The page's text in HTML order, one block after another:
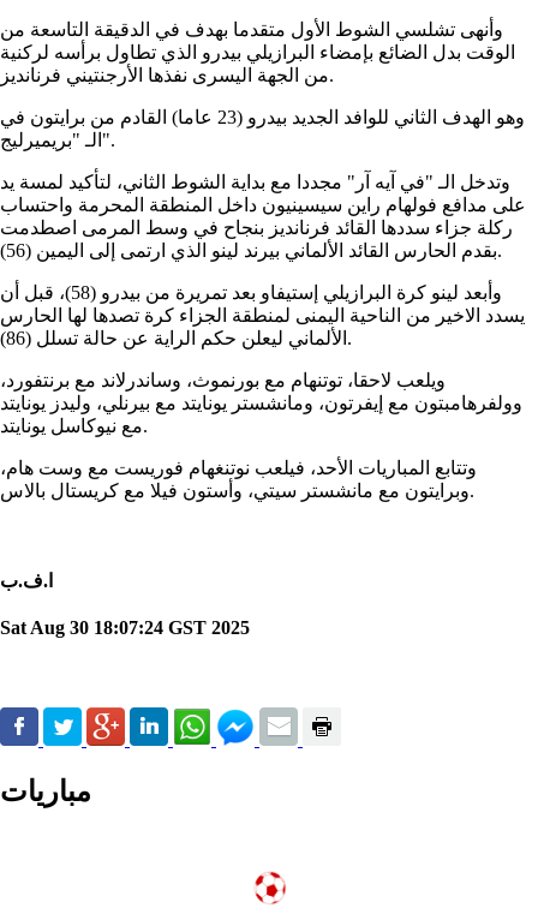
وأنهى تشلسي الشوط الأول متقدما بهدف في الدقيقة التاسعة من
الوقت بدل الضائع بإمضاء البرازيلي بيدرو الذي تطاول برأسه لركنية
من الجهة اليسرى نفذها الأرجنتيني فرنانديز.
وهو الهدف الثاني للوافد الجديد بيدرو (23 عاما) القادم من برايتون في
الـ "بريميرليج".
وتدخل الـ "في آيه آر" مجددا مع بداية الشوط الثاني، لتأكيد لمسة يد
على مدافع فولهام راين سيسينيون داخل المنطقة المحرمة واحتساب
ركلة جزاء سددها القائد فرنانديز بنجاح في وسط المرمى اصطدمت
بقدم الحارس القائد الألماني بيرند لينو الذي ارتمى إلى اليمين (56).
وأبعد لينو كرة البرازيلي إستيفاو بعد تمريرة من بيدرو (58)، قبل أن
يسدد الاخير من الناحية اليمنى لمنطقة الجزاء كرة تصدها لها الحارس
الألماني ليعلن حكم الراية عن حالة تسلل (86).
ويلعب لاحقا، توتنهام مع بورنموث، وساندرلاند مع برنتفورد،
وولفرهامبتون مع إيفرتون، ومانشستر يونايتد مع بيرنلي، وليدز يونايتد
مع نيوكاسل يونايتد.
وتتابع المباريات الأحد، فيلعب نوتنغهام فوريست مع وست هام،
وبرايتون مع مانشستر سيتي، وأستون فيلا مع كريستال بالاس.
ا.ف.ب
Sat Aug 30 18:07:24 GST 2025
مباريات